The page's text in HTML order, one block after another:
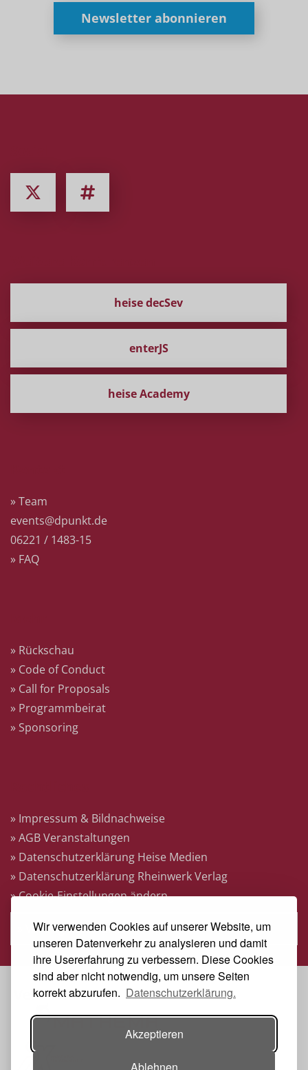
Wir verwenden Cookies auf unserer Website, um
unseren Datenverkehr zu analysieren und damit
ihre Usererfahrung zu verbessern. Diese Cookies
sind aber nicht notwendig, um unsere Seiten
korrekt abzurufen. Datenschutzerklärung.
Akzeptieren
Newsletter abonnieren
heise decSev
enterJS
heise Academy
» Team
events@dpunkt.de
06221 / 1483-15
» FAQ
» Rückschau
» Code of Conduct
» Call for Proposals
» Programmbeirat
» Sponsoring
» Impressum & Bildnachweise
» AGB Veranstaltungen
» Datenschutzerklärung Heise Medien
» Datenschutzerklärung Rheinwerk Verlag
» Cookie-Einstellungen ändern
» Vertrag widerrufen
Veranstalter